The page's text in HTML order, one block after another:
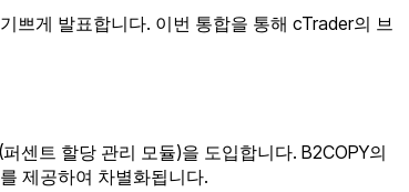
쁘게 발표합니다. 이번 통합을 통해 cTrader의 브
(퍼센트 할당 관리 모듈)을 도입합니다. B2COPY의
제공하여 차별화됩니다.